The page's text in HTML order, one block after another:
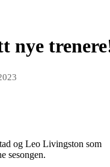
nye
og Leo Livingston som
sesongen.